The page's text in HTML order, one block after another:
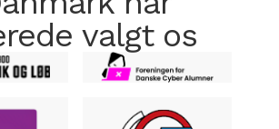
valgt os